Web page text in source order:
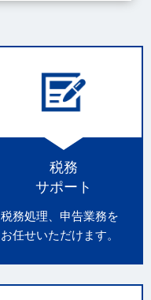
税務
サポート
税務処理、申告業務を
お任せいただけます。